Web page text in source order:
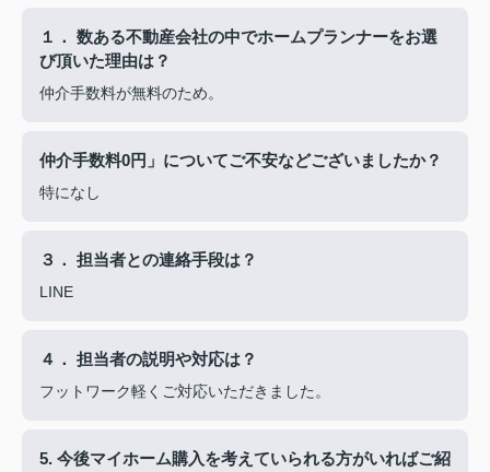
１． 数ある不動産会社の中でホームプランナーをお選
び頂いた理由は？
仲介手数料が無料のため。
仲介手数料0円」についてご不安などございましたか？
特になし
３． 担当者との連絡手段は？
LINE
４． 担当者の説明や対応は？
フットワーク軽くご対応いただきました。
5. 今後マイホーム購入を考えていられる方がいればご紹